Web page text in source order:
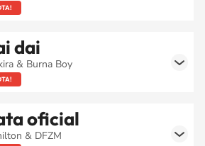
dai
& Burna Boy
oficial
& DFZM